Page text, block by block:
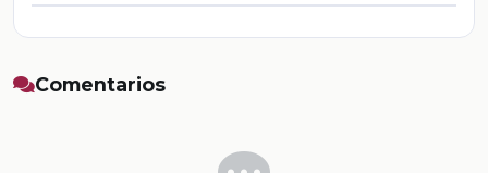
Comentarios